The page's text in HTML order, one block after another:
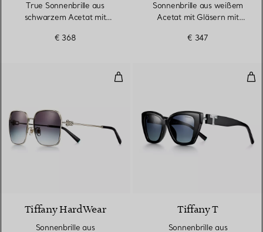
True Sonnenbrille aus
schwarzem Acetat mit
€ 368
Sonnenbrille aus weißem
Acetat mit Gläsern mit
€ 347
Sonnenbrille aus
Tiffany HardWear
Sonnenbrille aus
Tiffany T
Sonnenbrille aus